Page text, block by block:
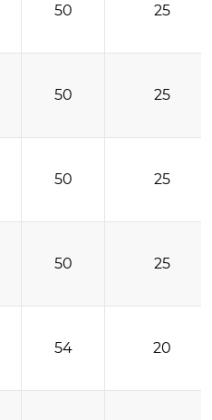
50 25
50 25
50 25
50 25
54 20